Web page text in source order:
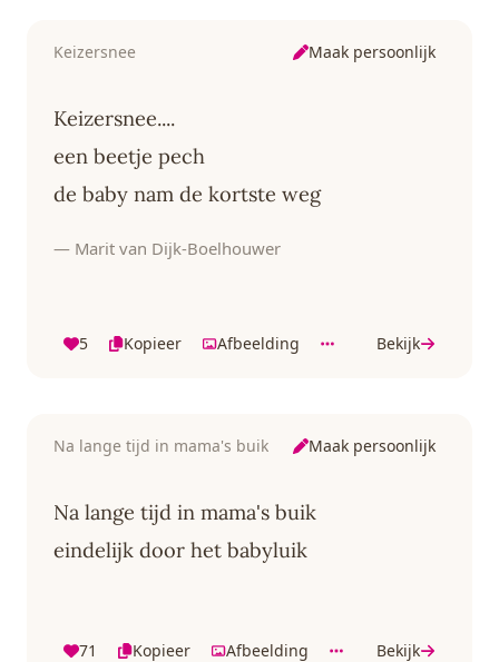
Keizersnee Maak persoonlijk
Keizersnee....
een beetje pech
de baby nam de kortste weg
— Marit van Dijk-Boelhouwer
5 Kopieer Afbeelding Bekijk
Na lange tijd in mama's buik Maak persoonlijk
Na lange tijd in mama's buik
eindelijk door het babyluik
71 Kopieer Afbeelding Bekijk